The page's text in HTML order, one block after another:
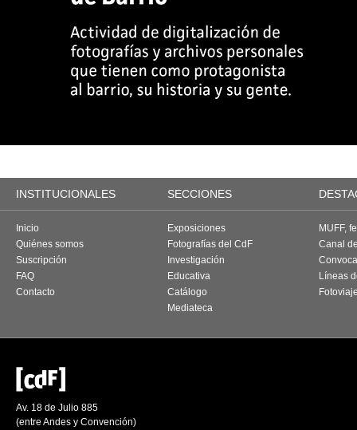
INSTITUCIONALES SECCIONES
Inicio
Quiénes somos
Suscripción
FAQ
Contacto
Exposiciones
Fotografías del CdF
Investigación
Educativa
Catálogo
Mediateca
MUFF,
Canal
Líneas
Av. 18 de Julio 885
(entre Andes y Convención)